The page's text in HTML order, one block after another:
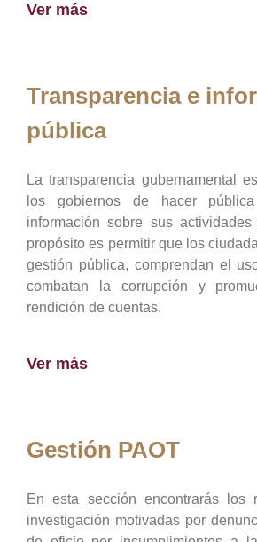
Ver más
Transparencia e
pública
La transparencia gubernamental
los gobiernos de hacer
información sobre sus
propósito es permitir que los
gestión pública, comprendan el
combatan la corrupción y
rendición de cuentas.
Ver más
Gestión PAOT
En esta sección encontrarás los
investigación motivadas por